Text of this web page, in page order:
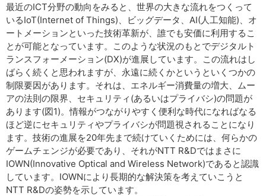
最近のICT分野の動向をみると、世界の大きな流れをつくって
いるIoT(Internet of Things)、ビッグデータ、AI(人工知能)、オ
ートメーションといった技術革新が、誰でも安価に利用するこ
とが可能となっています。このような状況のもとでデジタルト
ランスフォーメーション(DX)が進展しています。この流れはし
ばらく続くと思われますが、永遠に続くかというといくつかの
制限要因があります。それは、エネルギー消費量の増大、ムー
アの法則の限界、セキュリティ(あるいはプライバシ)の問題が
あります(図1)。情報がつながりやすく便利な時代になればなる
ほど逆にセキュリティやプライバシが問題視されることになり
ます。技術の進展を20年先まで続けていくためには、何らかの
ゲームチェンジが必要であり、それがNTT R&Dではまさに
IOWN(Innovative Optical and Wireless Network)であると認識
しています。IOWNにより長期的な解決策を考えていこうと
NTT R&Dの姿勢を示しています。